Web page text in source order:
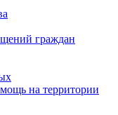
граждан
на территории